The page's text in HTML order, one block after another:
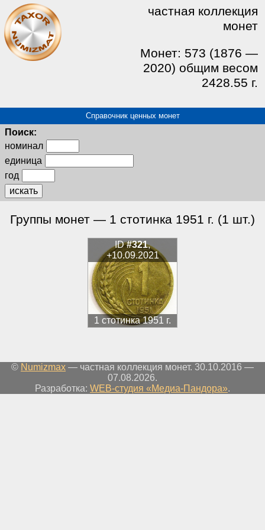
частная коллекция
монет
Монет: 573 (1876 —
2020) общим весом
2428.55 г.
Справочник ценных монет
Поиск:
номинал
единица
год
искать
Группы монет — 1 стотинка 1951 г. (1 шт.)
1 стотинка 1951 г.
ID#321,
+10.09.2021
© Numizmax — частная коллекция монет. 30.10.2016 —
07.08.2026.
Разработка: WEB-студия «Медиа-Пандора».